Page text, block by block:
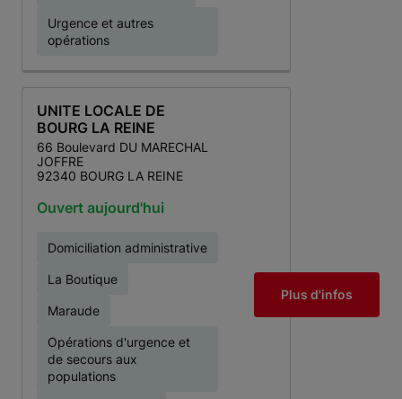
Urgence et autres
opérations
UNITE LOCALE DE
BOURG LA REINE
66 Boulevard DU MARECHAL
JOFFRE
92340 BOURG LA REINE
Ouvert aujourd'hui
Domiciliation administrative
La Boutique
Maraude
Opérations d'urgence et
de secours aux
populations
Plus d'infos